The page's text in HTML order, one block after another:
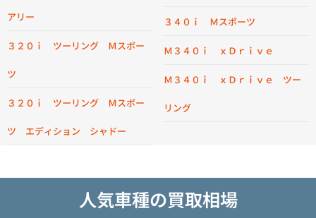
アリー
３２０ｉ ツーリング Ｍスポー
ツ
３２０ｉ ツーリング Ｍスポー
ツ エディション シャドー
３４０ｉ Ｍスポーツ
Ｍ３４０ｉ ｘＤｒｉｖｅ
Ｍ３４０ｉ ｘＤｒｉｖｅ ツー
リング
人気車種の買取相場